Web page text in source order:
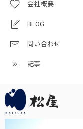
会社概要
BLOG
問い合わせ
記事
たところ、子供たち
ます。素敵